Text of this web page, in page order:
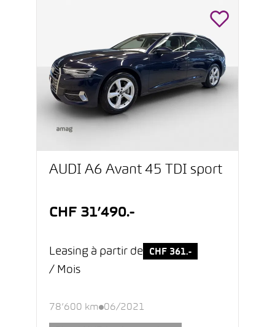
AUDI A6 Avant 45 TDI sport
CHF 31’490.-
Leasing à partir de CHF 361.-
/ Mois
78’600 km 06/2021